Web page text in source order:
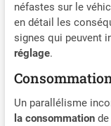
néfastes sur le
en détail les
signes qui peuvent
réglage.
Un parallélisme
la consommation